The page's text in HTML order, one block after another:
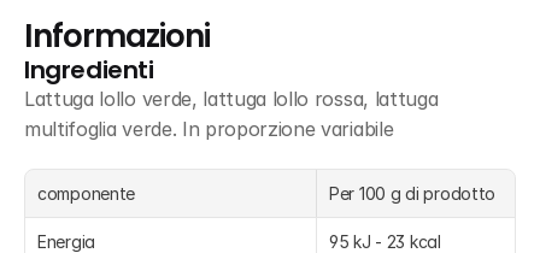
Informazioni
Ingredienti
Lattuga lollo verde, lattuga lollo rossa, lattuga
multifoglia verde. In proporzione variabile
componente Per 100 g di prodotto
Energia 95 kJ - 23 kcal